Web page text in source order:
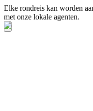
Elke rondreis kan worden
met onze lokale agenten.